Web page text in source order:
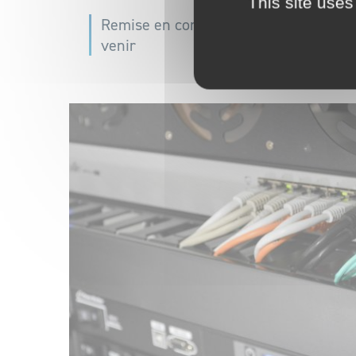
Remise en conformité de Points de
venir